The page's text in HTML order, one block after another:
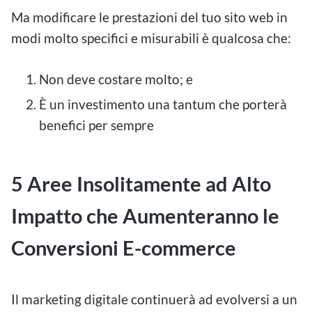
Ma modificare le prestazioni del tuo sito web in
modi molto specifici e misurabili è qualcosa che:
Non deve costare molto; e
È un investimento una tantum che porterà
benefici per sempre
5 Aree Insolitamente ad Alto
Impatto che Aumenteranno le
Conversioni E-commerce
Il marketing digitale continuerà ad evolversi a un